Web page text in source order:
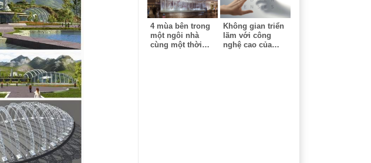
4 mùa bên trong
một ngôi nhà
cùng một thời
Không gian triển
lãm với công
nghệ cao của